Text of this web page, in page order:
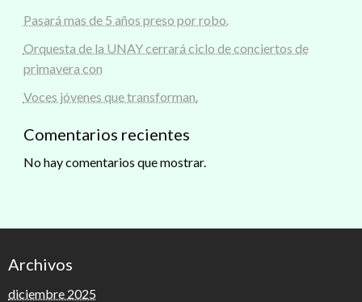
Pasará mas de 5 años preso por robo.
Orquesta de la UNAY cerrará ciclo de conciertos de
primavera con
Voces jóvenes que transforman.
Comentarios recientes
No hay comentarios que mostrar.
Archivos
diciembre 2025